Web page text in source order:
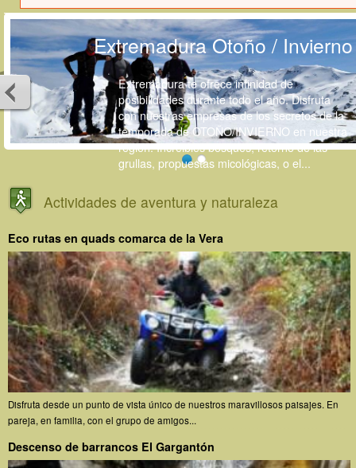
Extremadura Otoño / Invierno
Extremadura te ofrece infinidad de
posibilidades durante todo el año. Disfruta
con nuestras empresas de los secretos de la
temporada de OTOÑO/INVIERNO en nuestra
región. Increibles bosques, retorno de las
grullas, propuestas micológicas, o el...
Actividades de aventura y naturaleza
Eco rutas en quads comarca de la Vera
Disfruta desde un punto de vista único de nuestros maravillosos paisajes. En
pareja, en familia, con el grupo de amigos...
Descenso de barrancos El Gargantón